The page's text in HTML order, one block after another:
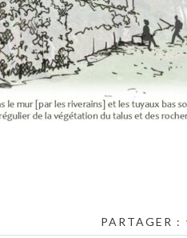
PARTAGER :